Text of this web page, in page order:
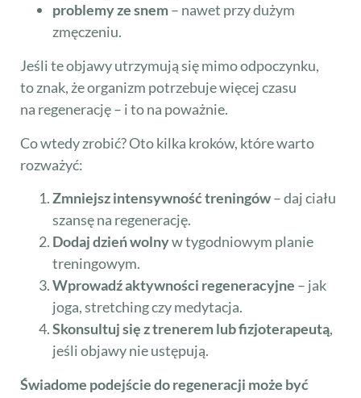
problemy ze snem– nawet przy dużym
zmęczeniu.
Jeśli te objawy utrzymują się mimo odpoczynku,
to znak, że organizm potrzebuje więcej czasu
na regenerację – i to na poważnie.
Co wtedy zrobić? Oto kilka kroków, które warto
rozważyć:
Zmniejsz intensywność treningów– daj ciału
szansę na regenerację.
Dodaj dzień wolnyw tygodniowym planie
treningowym.
Wprowadź aktywności regeneracyjne – jak
joga, stretching czy medytacja.
Skonsultuj się z trenerem lub fizjoterapeutą,
jeśli objawy nie ustępują.
Świadome podejście do regeneracji może być